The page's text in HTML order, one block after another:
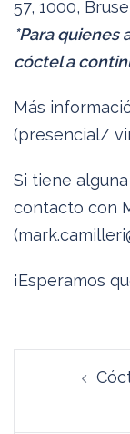
57, 1000,
*Para quienes
cóctel a
Más
(presencial/
Si tiene
contacto con
¡Esperamos